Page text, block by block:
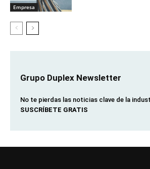
Empresa
Grupo Duplex Newsletter
No te pierdas las noticias clave de la
SUSCRÍBETE GRATIS